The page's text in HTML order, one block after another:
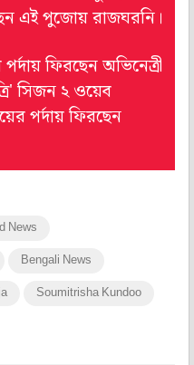
এই পুজোয় রাজঘরনি।
ফিরছেন অভিনেত্রী
সিজন ২ ওয়েব
পর্দায় ফিরছেন
News
Bengali News
Soumitrisha Kundoo